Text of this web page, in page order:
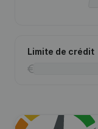
Limite de crédit